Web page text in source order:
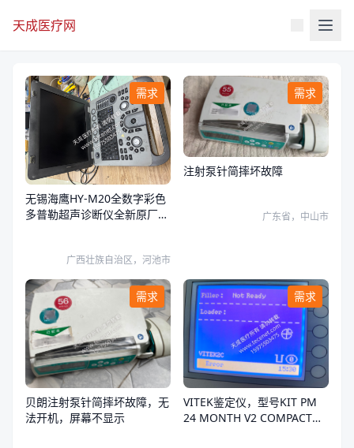
天成医疗网
需求
无锡海鹰HY-M20全数字彩色
多普勒超声诊断仪全新原厂键
广西壮族自治区，河池市
需求
注射泵针简摔坏故障
广东省，中山市
需求
贝朗注射泵针简摔坏故障，无
法开机，屏幕不显示
需求
VITEK鉴定仪，型号KIT PM
24 MONTH V2 COMPACT，